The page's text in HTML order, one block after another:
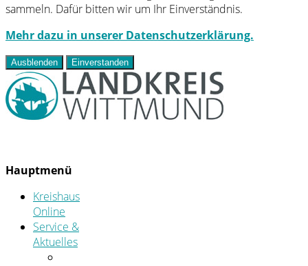
sammeln. Dafür bitten wir um Ihr Einverständnis.
Mehr dazu in unserer Datenschutzerklärung.
Ausblenden Einverstanden
Hauptmenü
Kreishaus
Online
Service &
Aktuelles